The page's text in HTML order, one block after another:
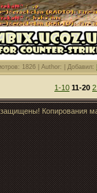
1826 | Author: | Добавил:
1-10 11-20
Копирования